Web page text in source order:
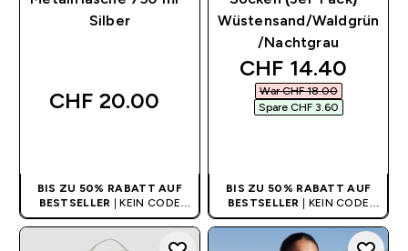
Silber
CHF 20.00‎
BIS ZU 50% RABATT AUF
BESTSELLER | KEIN CODE
BENÖTIGT
Wüstensand/Waldgrün
/Nachtgrau
discounted price
CHF 14.40‎
War CHF 18.00‎
Spare CHF 3.60‎
BIS ZU 50% RABATT AUF
BESTSELLER | KEIN CODE
BENÖTIGT